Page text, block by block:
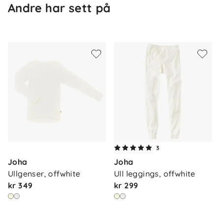
Andre har sett på
Joha
Ullgenser, offwhite
kr 349
3
Joha
Ull leggings, offwhite
kr 299
Våre butikker
Vårt samfunnsansvar
Jobbe i Barnas Hus
Frakt og levering
Retur og reklamasjon
Salgsbetingelser